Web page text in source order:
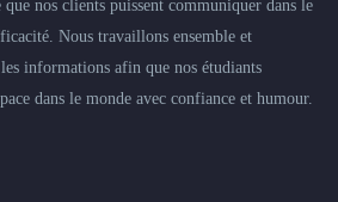
nos clients puissent communiquer dans le
Nous travaillons ensemble et
informations afin que nos étudiants
dans le monde avec confiance et humour.